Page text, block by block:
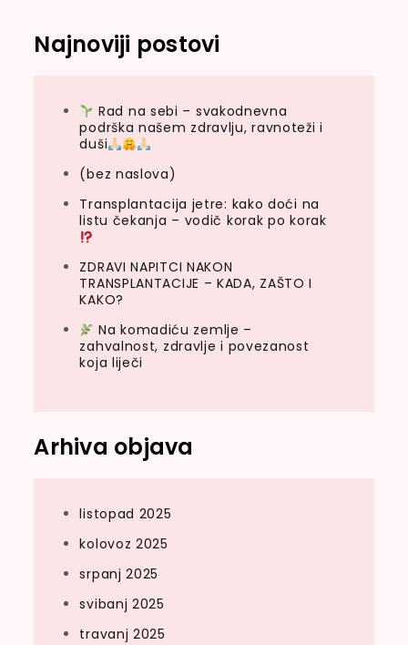
Najnoviji postovi
Rad na sebi – svakodnevna
podrška našem zdravlju, ravnoteži i
duši
(bez naslova)
Transplantacija jetre: kako doći na
listu čekanja – vodič korak po korak
ZDRAVI NAPITCI NAKON
TRANSPLANTACIJE – KADA, ZAŠTO I
KAKO?
Na komadiću zemlje –
zahvalnost, zdravlje i povezanost
koja liječi
Arhiva objava
listopad 2025
kolovoz 2025
srpanj 2025
svibanj 2025
travanj 2025